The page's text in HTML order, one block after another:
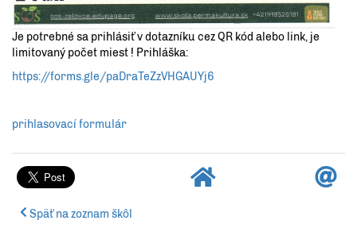
Je potrebné sa prihlásiť v dotazníku cez QR kód alebo link, je
limitovaný počet miest ! Prihláška:
https://forms.gle/paDraTeZzVHGAUYj6
prihlasovací formulár
Späť na zoznam škôl